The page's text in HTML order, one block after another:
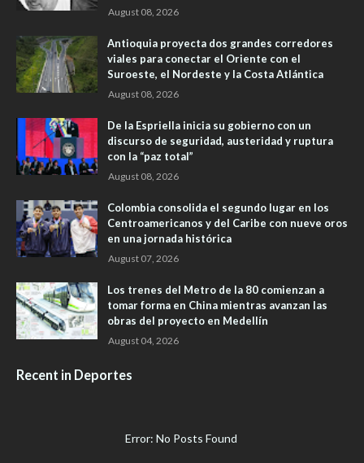
August 08, 2026
Antioquia proyecta dos grandes corredores
viales para conectar el Oriente con el
Suroeste, el Nordeste y la Costa Atlántica
August 08, 2026
De la Espriella inicia su gobierno con un
discurso de seguridad, austeridad y ruptura
con la “paz total”
August 08, 2026
Colombia consolida el segundo lugar en los
Centroamericanos y del Caribe con nueve oros
en una jornada histórica
August 07, 2026
Los trenes del Metro de la 80 comienzan a
tomar forma en China mientras avanzan las
obras del proyecto en Medellín
August 04, 2026
Recent in Deportes
Error: No Posts Found